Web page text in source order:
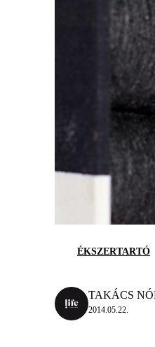
ÉKSZERTARTÓ
TAKÁCS
2014.05.22.